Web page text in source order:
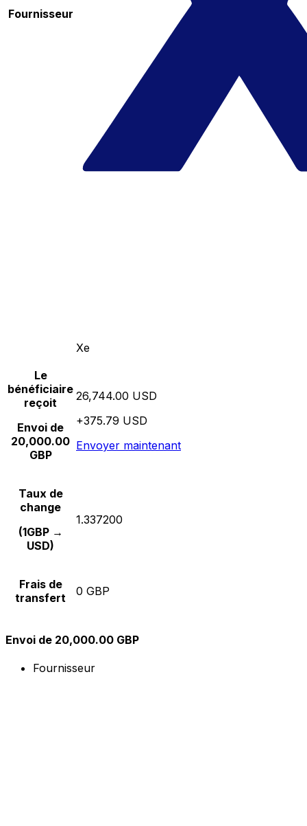
Fournisseur
Xe
Le
bénéficiaire
reçoit
Envoi de
20,000.00
GBP
26,744.00 USD
+375.79 USD
Envoyer maintenant
Taux de
change
(1GBP →
USD)
1.337200
Frais de
transfert
0 GBP
Envoi de 20,000.00 GBP
Fournisseur